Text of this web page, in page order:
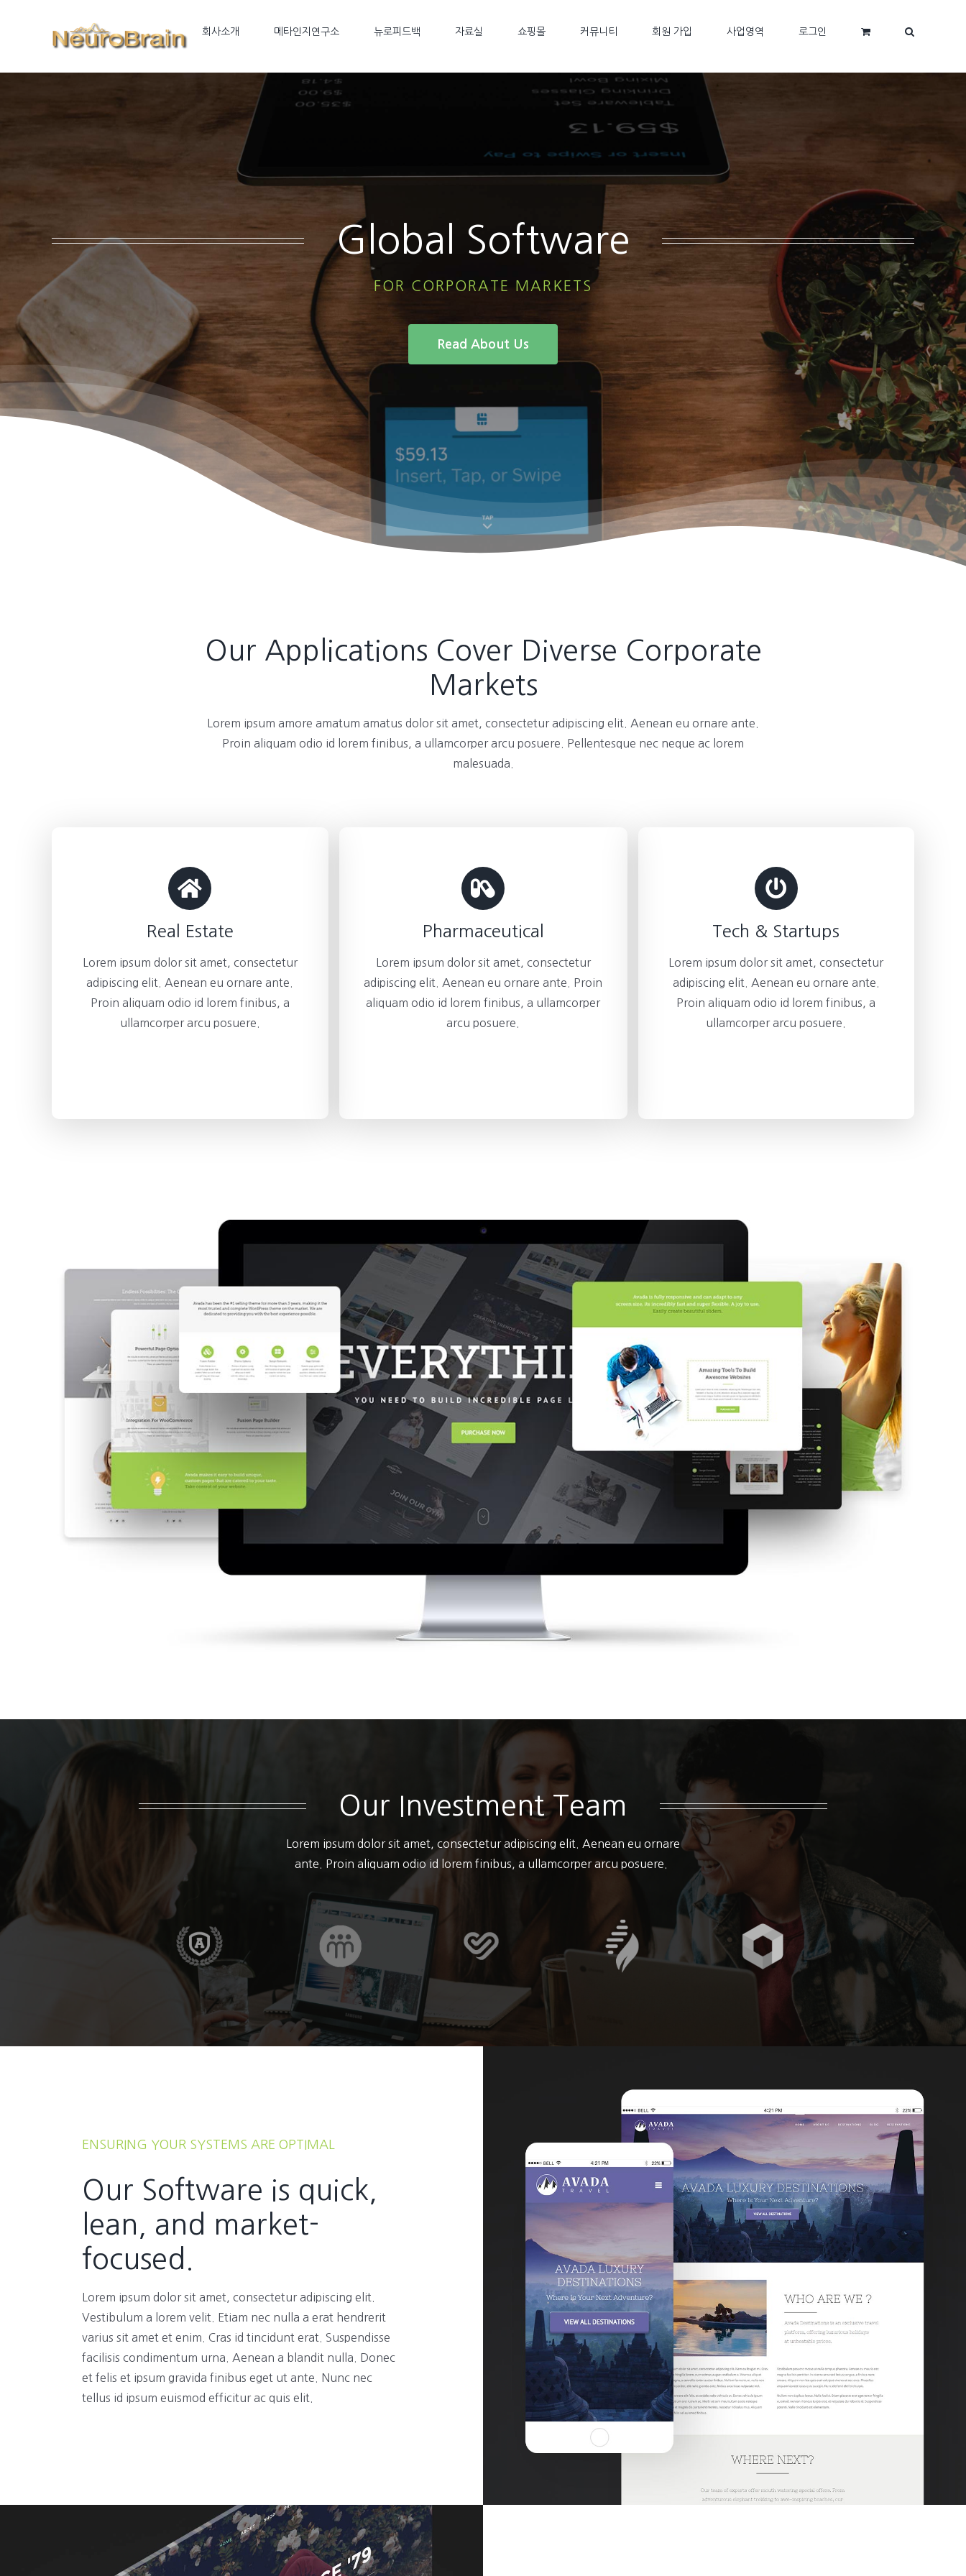
회사소개 메타인지연구소 뉴로피드백 자료실 쇼핑몰 커뮤니티 회원 가입 사업영역 로그인
Global Software
FOR CORPORATE MARKETS
Read About Us
Our Applications Cover Diverse Corporate
Markets
Lorem ipsum amore amatum amatus dolor sit amet, consectetur adipiscing elit. Aenean eu ornare ante.
Proin aliquam odio id lorem finibus, a ullamcorper arcu posuere. Pellentesque nec neque ac lorem
malesuada.
Real Estate
Lorem ipsum dolor sit amet, consectetur
adipiscing elit. Aenean eu ornare ante.
Proin aliquam odio id lorem finibus, a
ullamcorper arcu posuere.
Pharmaceutical
Lorem ipsum dolor sit amet, consectetur
adipiscing elit. Aenean eu ornare ante. Proin
aliquam odio id lorem finibus, a ullamcorper
arcu posuere.
Tech & Startups
Lorem ipsum dolor sit amet, consectetur
adipiscing elit. Aenean eu ornare ante.
Proin aliquam odio id lorem finibus, a
ullamcorper arcu posuere.
Our Investment Team
Lorem ipsum dolor sit amet, consectetur adipiscing elit. Aenean eu ornare
ante. Proin aliquam odio id lorem finibus, a ullamcorper arcu posuere.
ENSURING YOUR SYSTEMS ARE OPTIMAL
Our Software is quick,
lean, and market-
focused.
Lorem ipsum dolor sit amet, consectetur adipiscing elit.
Vestibulum a lorem velit. Etiam nec nulla a erat hendrerit
varius sit amet et enim. Cras id tincidunt erat. Suspendisse
facilisis condimentum urna. Aenean a blandit nulla. Donec
et felis et ipsum gravida finibus eget ut ante. Nunc nec
tellus id ipsum euismod efficitur ac quis elit.